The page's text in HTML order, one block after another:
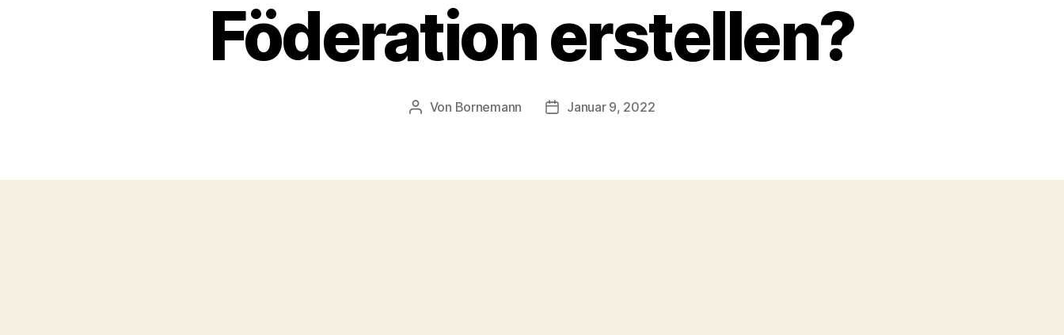
Föderation erstellen?
Beitragsautor
Von Bornemann Veröffentlichungsdatum
Januar 9, 2022